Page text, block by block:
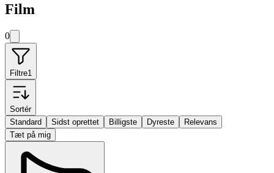
Film
0
Filtre1
Sortér
Standard
Sidst oprettet Billigste Dyreste
Relevans
Tæt på mig